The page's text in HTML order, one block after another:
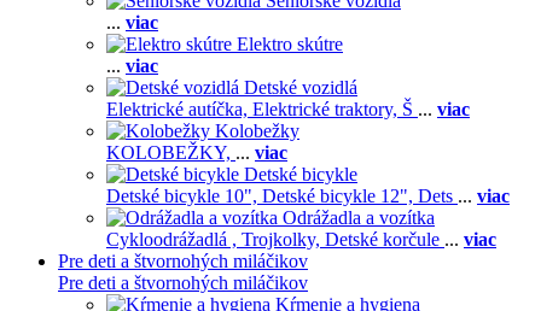
... viac
Elektro skútre
... viac
Detské vozidlá
Elektrické autíčka, Elektrické traktory, Š ... viac
Kolobežky
KOLOBEŽKY, ... viac
Detské bicykle
Detské bicykle 10", Detské bicykle 12", Dets ... viac
Odrážadla a vozítka
Cykloodrážadlá , Trojkolky, Detské korčule ... viac
Pre deti a štvornohých miláčikov
Pre deti a štvornohých miláčikov
Kŕmenie a hygiena